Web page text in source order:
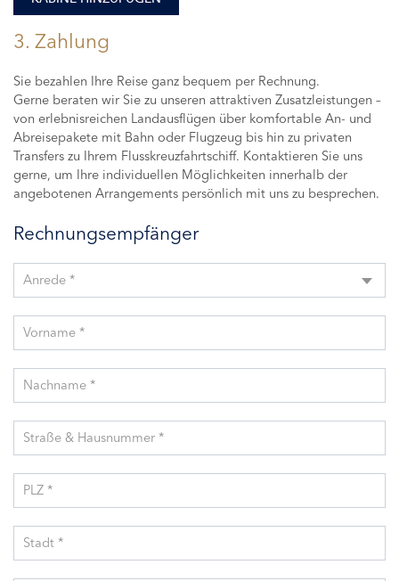
3. Zahlung
Sie bezahlen Ihre Reise ganz bequem per Rechnung.
Gerne beraten wir Sie zu unseren attraktiven Zusatzleistungen –
von erlebnisreichen Landausflügen über komfortable An- und
Abreisepakete mit Bahn oder Flugzeug bis hin zu privaten
Transfers zu Ihrem Flusskreuzfahrtschiff. Kontaktieren Sie uns
gerne, um Ihre individuellen Möglichkeiten innerhalb der
angebotenen Arrangements persönlich mit uns zu besprechen.
Rechnungsempfänger
Anrede *
Vorname *
Nachname *
Straße & Hausnummer *
PLZ *
Stadt *